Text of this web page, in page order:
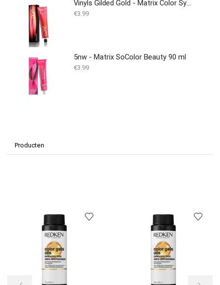
Vinyls Gilded Gold - Matrix Color Sync 90ML
€3.99
5nw - Matrix SoColor Beauty 90 ml
€3.99
Producten